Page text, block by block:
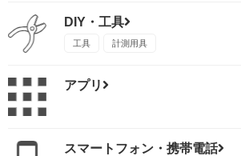
DIY・工具
工具 計測用具
アプリ
スマートフォン・携帯電話